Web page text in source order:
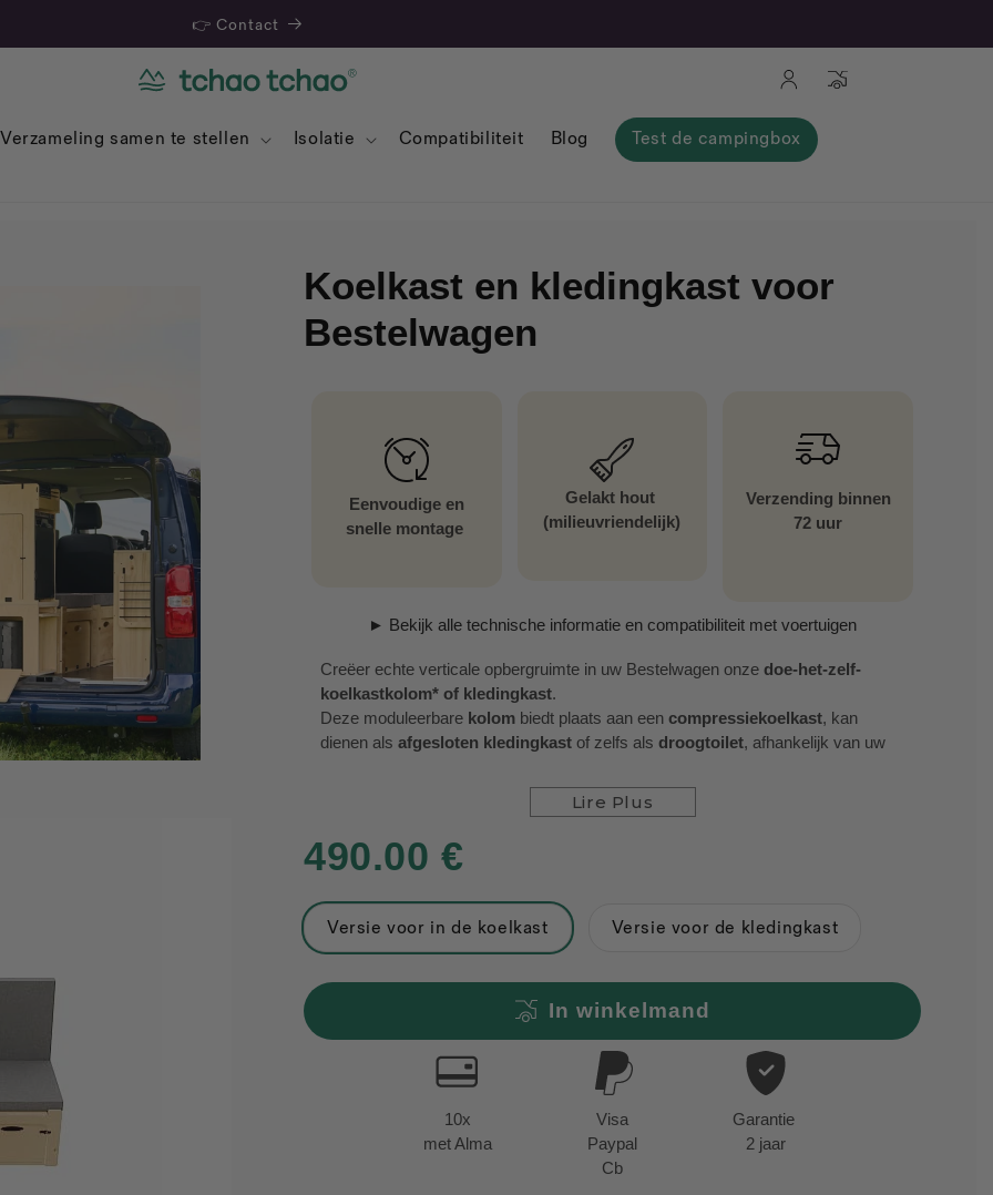
👉 Contact
Verzameling samen te stellen Isolatie Compatibiliteit Blog Test de campingbox
AansluitingMand
Koelkast en kledingkast voor
Bestelwagen
Eenvoudige en
snelle montage
Gelakt hout
(milieuvriendelijk)
Verzending binnen
72 uur
► Bekijk alle technische informatie en compatibiliteit met voertuigen
Creëer echte verticale opbergruimte in uw Bestelwagen onze doe-het-zelf-
koelkastkolom* of kledingkast.
Deze moduleerbare kolom biedt plaats aan een compressiekoelkast, kan
dienen als afgesloten kledingkast of zelfs als droogtoilet, afhankelijk van uw
hoge kolom Bestelwagenis ontworpen voor verlengde L2-bestelwagens
en bepaalde grote L1-modellen en optimaliseert de ruimte zonder de
bewegingsvrijheid binnenin te belemmeren.
Hij wordt lokaal vervaardigd uit Frans populierenhout en is ontworpen om
*koelkast niet inbegrepen
Lire Plus
490.00 €
Versie voor in de koelkast Versie voor de kledingkast
In winkelmand
10x
met Alma
Visa
Paypal
Cb
Garantie
2 jaar